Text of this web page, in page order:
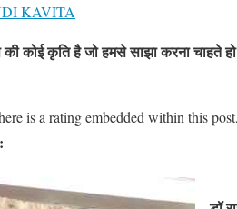
KAVITA
कोई कृति है जो हमसे साझा करना चाहते
is a rating embedded within this